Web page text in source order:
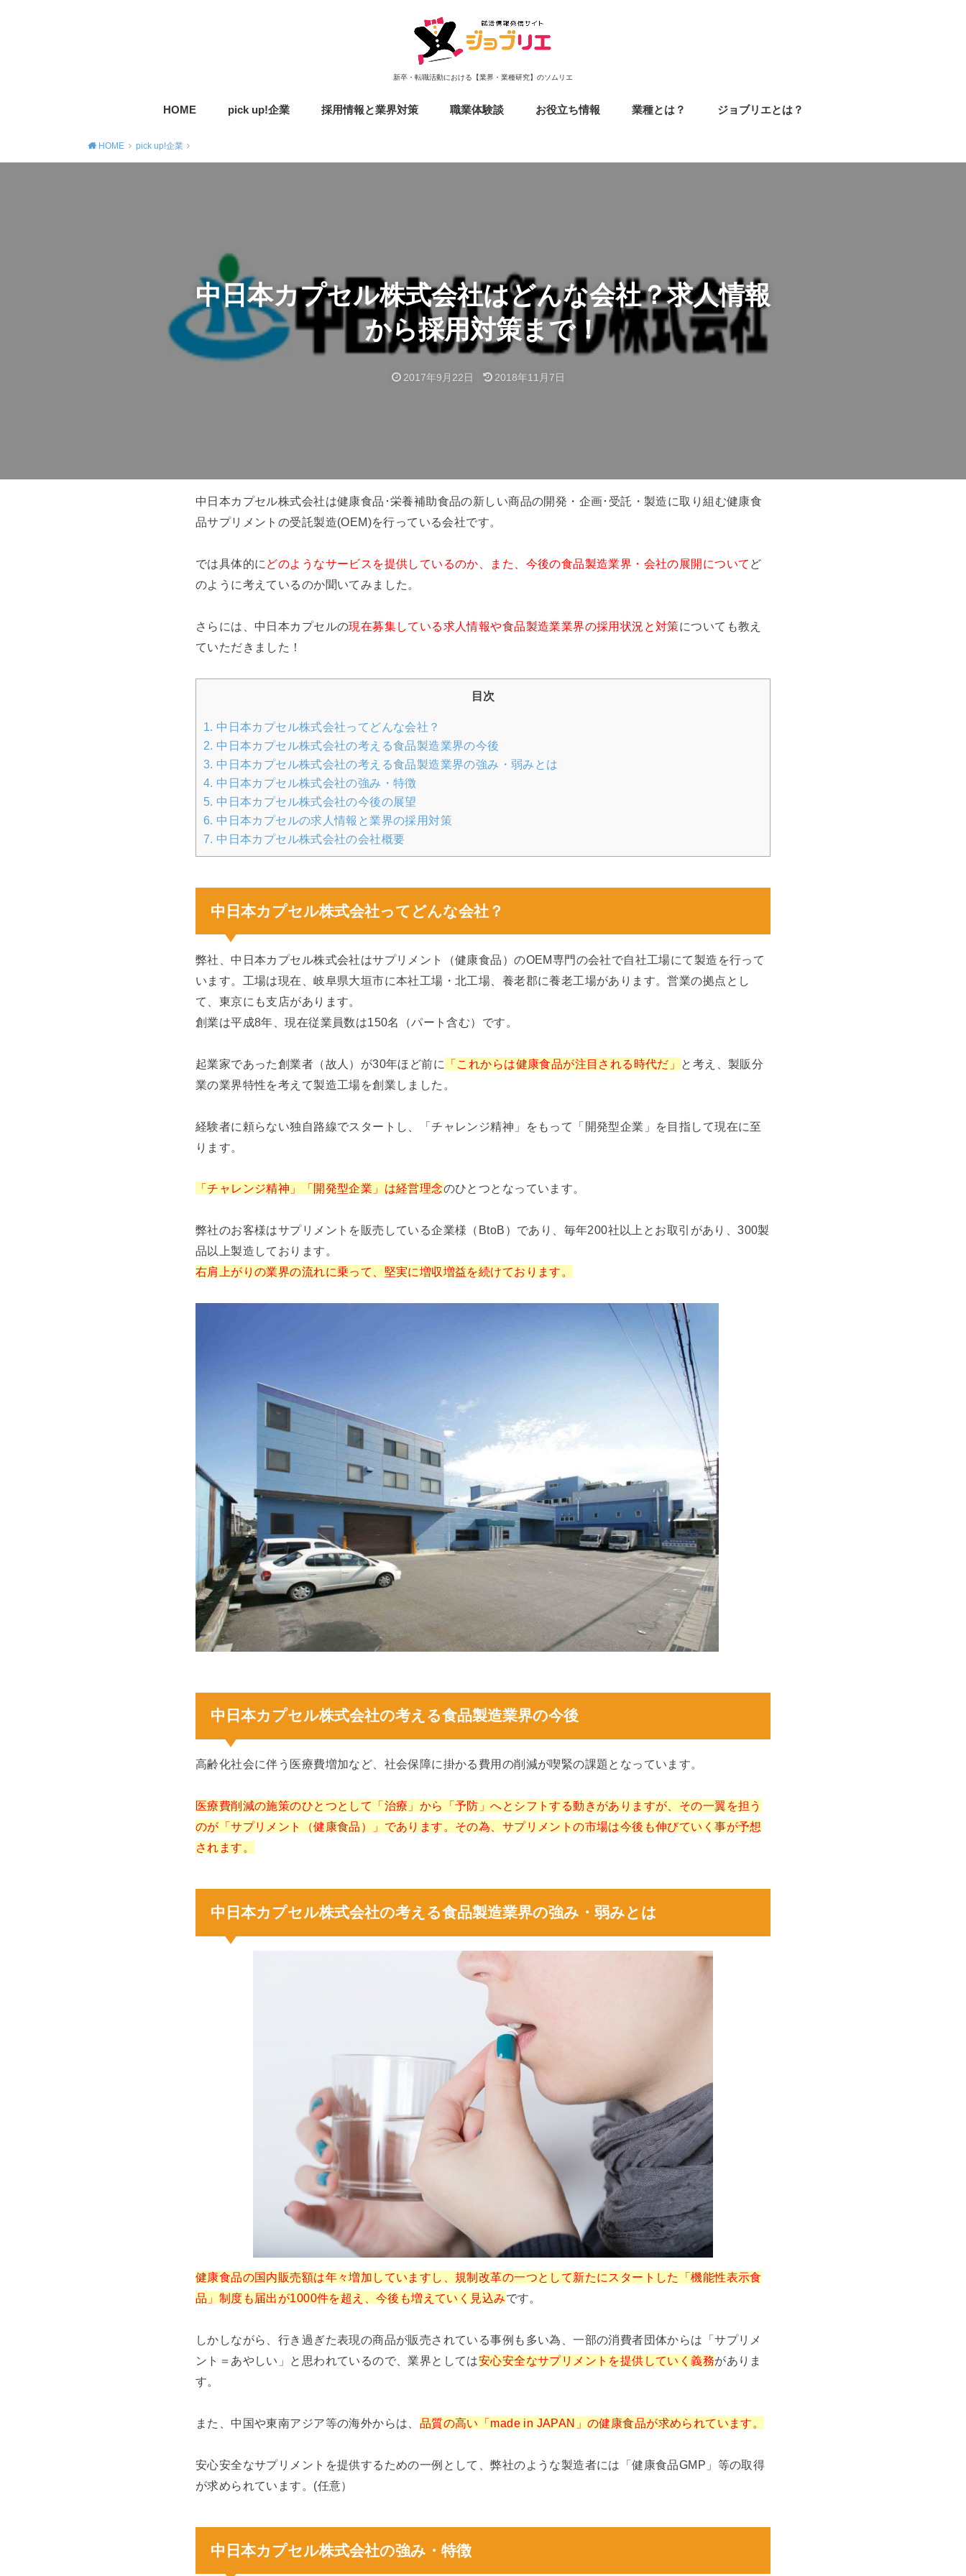
新卒・転職活動における【業界・業種研究】のソムリエ
HOME pick up!企業 採用情報と業界対策 職業体験談 お役立ち情報 業種とは？ ジョブリエとは？
HOME pick up!企業
中日本カプセル株式会社はどんな会社？求人情報
から採用対策まで！
2017年9月22日 2018年11月7日
中日本カプセル株式会社は健康食品･栄養補助食品の新しい商品の開発・企画･受託・製造に取り組む健康食
品サプリメントの受託製造(OEM)を行っている会社です。
では具体的に どのようなサービスを提供しているのか、また、今後の食品製造業界・会社の展開について ど
のように考えているのか聞いてみました。
さらには、中日本カプセルの現在募集している求人情報や食品製造業業界の採用状況と対策についても教え
ていただきました！
目次
1. 中日本カプセル株式会社ってどんな会社？
2. 中日本カプセル株式会社の考える食品製造業界の今後
3. 中日本カプセル株式会社の考える食品製造業界の強み・弱みとは
4. 中日本カプセル株式会社の強み・特徴
5. 中日本カプセル株式会社の今後の展望
6. 中日本カプセルの求人情報と業界の採用対策
7. 中日本カプセル株式会社の会社概要
中日本カプセル株式会社ってどんな会社？
弊社、中日本カプセル株式会社はサプリメント（健康食品）のOEM専門の会社で自社工場にて製造を行って
います。工場は現在、岐阜県大垣市に本社工場・北工場、養老郡に養老工場があります。営業の拠点とし
て、東京にも支店があります。
創業は平成8年、現在従業員数は150名（パート含む）です。
起業家であった創業者（故人）が30年ほど前に 「これからは健康食品が注目される時代だ」 と考え、製販分
業の業界特性を考えて製造工場を創業しました。
経験者に頼らない独自路線でスタートし、「チャレンジ精神」をもって「開発型企業」を目指して現在に至
ります。
「チャレンジ精神」「開発型企業」は経営理念のひとつとなっています。
弊社のお客様はサプリメントを販売している企業様（BtoB）であり、毎年200社以上とお取引があり、300製
品以上製造しております。
右肩上がりの業界の流れに乗って、堅実に増収増益を続けております。
中日本カプセル株式会社の考える食品製造業界の今後
高齢化社会に伴う医療費増加など、社会保障に掛かる費用の削減が喫緊の課題となっています。
医療費削減の施策のひとつとして「治療」から「予防」へとシフトする動きがありますが、その一翼を担う
のが「サプリメント（健康食品）」であります。その為、サプリメントの市場は今後も伸びていく事が予想
されます。
中日本カプセル株式会社の考える食品製造業界の強み・弱みとは
健康食品の国内販売額は年々増加していますし、規制改革の一つとして新たにスタートした「機能性表示食
品」制度も届出が1000件を超え、今後も増えていく見込みです。
しかしながら、行き過ぎた表現の商品が販売されている事例も多い為、一部の消費者団体からは「サプリメ
ント＝あやしい」と思われているので、業界としては安心安全なサプリメントを提供していく義務がありま
す。
また、中国や東南アジア等の海外からは、 品質の高い「made in JAPAN」の健康食品が求められています。
安心安全なサプリメントを提供するための一例として、弊社のような製造者には「健康食品GMP」等の取得
が求められています。(任意）
中日本カプセル株式会社の強み・特徴